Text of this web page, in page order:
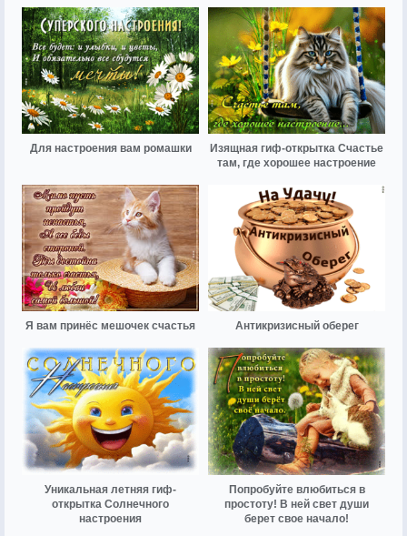
Для настроения вам ромашки
Изящная гиф-открытка Счастье
там, где хорошее настроение
Я вам принёс мешочек счастья Антикризисный оберег
Уникальная летняя гиф-
открытка Солнечного
настроения
Попробуйте влюбиться в
простоту! В ней свет души
берет свое начало!